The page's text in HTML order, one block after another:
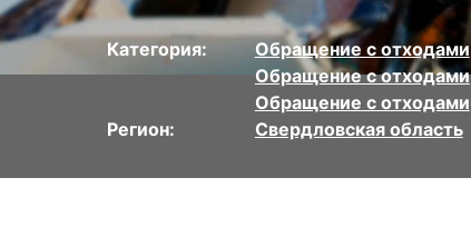
Категория: Обращение с отходами
Обращение с отходами
Обращение с отходами
Регион:
Свердловская область